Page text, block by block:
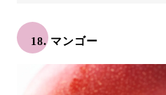
18. マンゴー